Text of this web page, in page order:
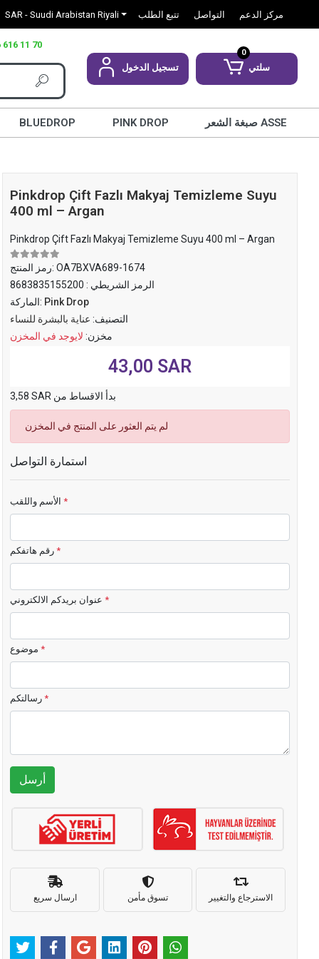
SAR - Suudi Arabistan Riyali تتبع الطلب التواصل مركز الدعم
11 70
تسجيل الدخول
0
سلتي
BLUEDROP PINK DROP صبغة الشعر ASSE
Pinkdrop Çift Fazlı Makyaj Temizleme Suyu
400 ml – Argan
Pinkdrop Çift Fazlı Makyaj Temizleme Suyu 400 ml – Argan
رمز المنتج:OA7BXVA689-1674
الرمز الشريطي : 8683835155200
الماركة: Pink Drop
التصنيف: عناية بالبشرة للنساء
مخزن: لايوجد في المخزن
43,00 SAR
3,58 SAR بدأ الاقساط من
لم يتم العثور على المنتج في المخزن
استمارة التواصل
الأسم واللقب*
رقم هاتفكم*
عنوان بريدكم الالكتروني*
موضوع*
رسالتكم*
أرسل
ارسال سريع تسوق مأمن الاسترجاع والتغيير